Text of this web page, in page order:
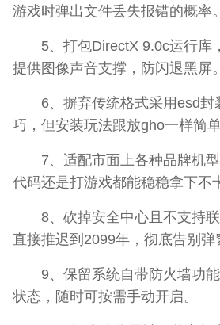
游戏时弹出文件丢失报错的概率。
5、打包DirectX 9.0c运行库
提供图像声音支撑，防闪退黑屏。
6、摒弃传统格式采用esd封
巧，但安装玩法跟放gho一样简单
7、适配市面上各种品牌机型
代码还是打游戏都能稳稳拿下不
8、砍掉安全中心且不支持联
直接推迟到2099年，彻底告别弹
9、保留系统自带防火墙功能
状态，随时可按需手动开启。